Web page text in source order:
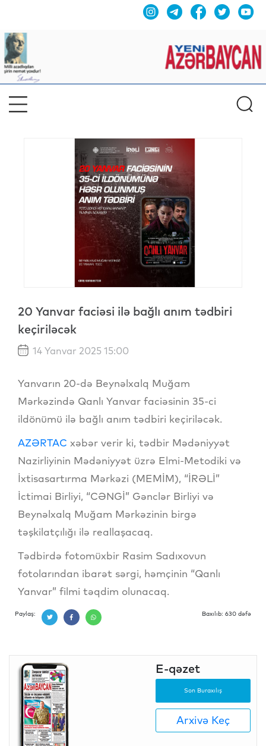
20 Yanvar faciəsi ilə bağlı anım tədbiri
keçiriləcək
14 Yanvar 2025 15:00
Yanvarın 20-də Beynəlxalq Muğam
Mərkəzində Qanlı Yanvar faciəsinin 35-ci
ildönümü ilə bağlı anım tədbiri keçiriləcək.
AZƏRTAC xəbər verir ki, tədbir Mədəniyyət
Nazirliyinin Mədəniyyət üzrə Elmi-Metodiki və
İxtisasartırma Mərkəzi (MEMİM), “İRƏLİ”
İctimai Birliyi, “CƏNGİ” Gənclər Birliyi və
Beynəlxalq Muğam Mərkəzinin birgə
təşkilatçılığı ilə reallaşacaq.
Tədbirdə fotomüxbir Rasim Sadıxovun
fotolarından ibarət sərgi, həmçinin “Qanlı
Yanvar” filmi təqdim olunacaq.
Paylaş: Baxılıb: 630 dəfə
E-qəzet
Son Buraxılış
Arxivə Keç